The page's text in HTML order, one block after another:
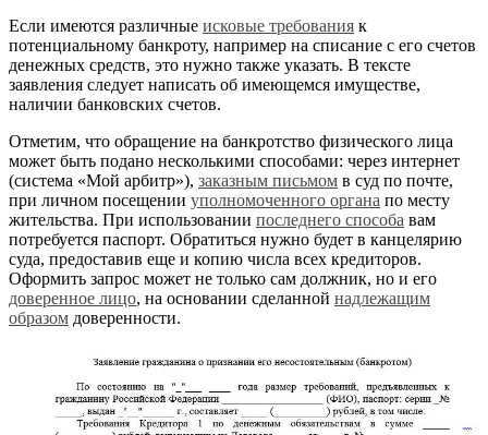
Если имеются различные исковые требования к
потенциальному банкроту, например на списание с его счетов
денежных средств, это нужно также указать. В тексте
заявления следует написать об имеющемся имуществе,
наличии банковских счетов.
Отметим, что обращение на банкротство физического лица
может быть подано несколькими способами: через интернет
(система «Мой арбитр»), заказным письмом в суд по почте,
при личном посещении уполномоченного органа по месту
жительства. При использовании последнего способа вам
потребуется паспорт. Обратиться нужно будет в канцелярию
суда, предоставив еще и копию числа всех кредиторов.
Оформить запрос может не только сам должник, но и его
доверенное лицо, на основании сделанной надлежащим
образом доверенности.